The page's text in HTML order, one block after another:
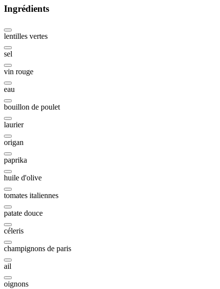
Ingrédients
lentilles vertes
sel
vin rouge
eau
bouillon de poulet
laurier
origan
paprika
huile d'olive
tomates italiennes
patate douce
céleris
champignons de paris
ail
oignons